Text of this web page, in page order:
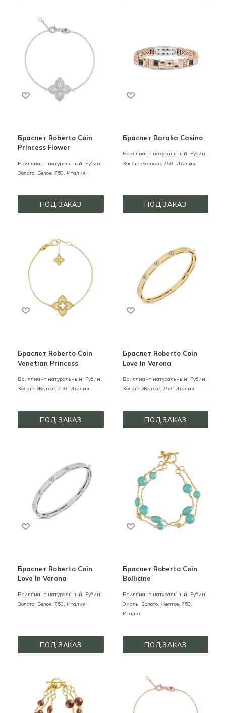
Браслет Roberto Coin
Princess Flower
Бриллиант натуральный, Рубин,
Золото, Белое, 750, Италия
ПОД ЗАКАЗ
Браслет Baraka Casino
Бриллиант натуральный, Рубин,
Золото, Розовое, 750, Италия
ПОД ЗАКАЗ
Браслет Roberto Coin
Venetian Princess
Бриллиант натуральный, Рубин,
Золото, Желтое, 750, Италия
ПОД ЗАКАЗ
Браслет Roberto Coin
Love In Verona
Бриллиант натуральный, Рубин,
Золото, Желтое, 750, Италия
ПОД ЗАКАЗ
Браслет Roberto Coin
Love In Verona
Бриллиант натуральный, Рубин,
Золото, Белое, 750, Италия
ПОД ЗАКАЗ
Браслет Roberto Coin
Bollicine
Бриллиант натуральный, Рубин,
Эмаль, Золото,Желтое, 750,
Италия
ПОД ЗАКАЗ